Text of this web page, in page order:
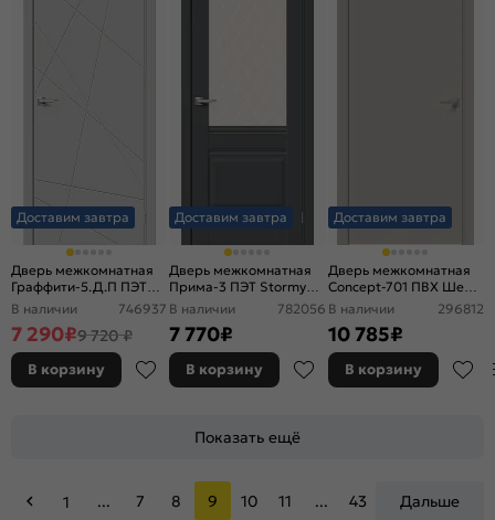
Доставим завтра
Дверь межкомнатная
Граффити-5.Д.П ПЭТ
Grey Silk, глухая,
В наличии 746937
7 290₽9 720 ₽
В корзину
Доставим завтра
Дверь межкомнатная
Прима-3 ПЭТ Stormy
Silk, остекленная, white
царговая
В наличии 782056
7 770₽
В корзину
Доставим завтра
Дверь межкомнатная
Concept-701 ПВХ Шелл
грей, глухая, каркасно-
В наличии 296812
10 785₽
В корзину
Показать ещё
1 ... 7 8 9 10 11 ... 43 Дальше